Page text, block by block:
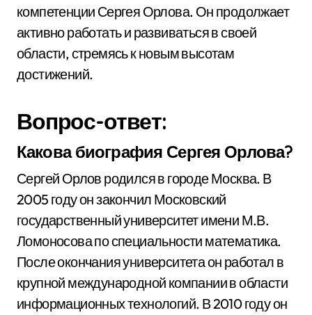
компетенции Сергея Орлова. Он продолжает
активно работать и развиваться в своей
области, стремясь к новым высотам
достижений.
Вопрос-ответ:
Какова биография Сергея Орлова?
Сергей Орлов родился в городе Москва. В
2005 году он закончил Московский
государственный университет имени М.В.
Ломоносова по специальности математика.
После окончания университета он работал в
крупной международной компании в области
информационных технологий. В 2010 году он